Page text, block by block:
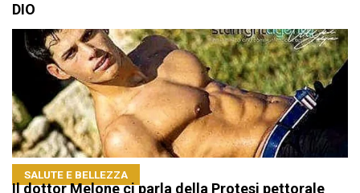
DIO
SALUTE E BELLEZZA
Il dottor Melone ci parla della Protesi pettorale